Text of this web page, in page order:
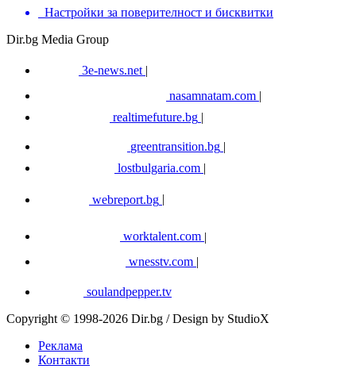
Настройки за поверителност и бисквитки
Dir.bg Media Group
3e-news.net |
nasamnatam.com |
realtimefuture.bg |
greentransition.bg |
lostbulgaria.com |
webreport.bg
worktalent.com |
wnesstv.com |
soulandpepper.tv
Copyright © 1998-2026 Dir.bg / Design by StudioX
Реклама
Контакти